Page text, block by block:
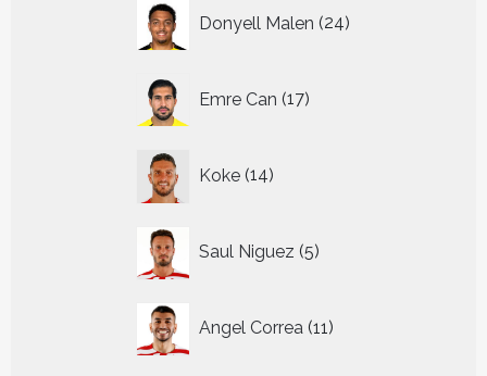
Donyell Malen 24
producten
Emre Can 17
producten
Koke 14
producten
Saul Niguez 5
producten
Angel Correa 11
producten